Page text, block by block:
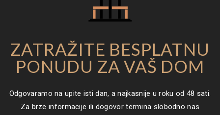
ZATRAŽITE BESPLATNU
PONUDU ZA VAŠ DOM
Odgovaramo na upite isti dan, a najkasnije u roku od 48 sati.
Za brze informacije ili dogovor termina slobodno nas